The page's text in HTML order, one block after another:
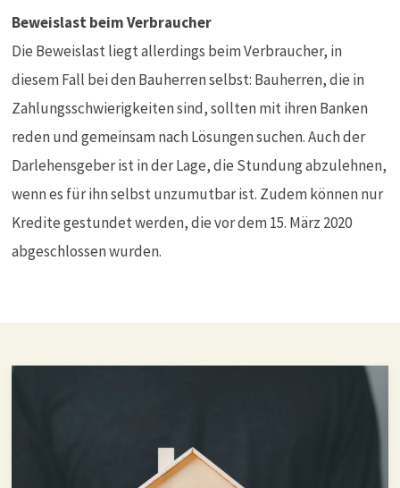
Beweislast beim Verbraucher
Die Beweislast liegt allerdings beim Verbraucher, in
diesem Fall bei den Bauherren selbst: Bauherren, die in
Zahlungsschwierigkeiten sind, sollten mit ihren Banken
reden und gemeinsam nach Lösungen suchen. Auch der
Darlehensgeber ist in der Lage, die Stundung abzulehnen,
wenn es für ihn selbst unzumutbar ist. Zudem können nur
Kredite gestundet werden, die vor dem 15. März 2020
abgeschlossen wurden.